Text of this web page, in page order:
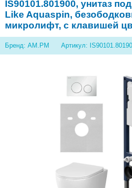
IS90101.801900, унитаз
Like Aquaspin,
микролифт, с клавишей
Бренд: AM.PM Артикул: